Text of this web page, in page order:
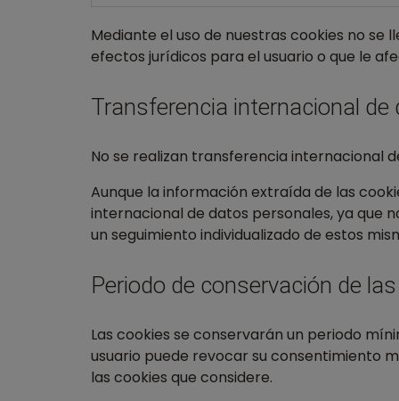
Mediante el uso de nuestras cookies no
efectos jurídicos para el usuario o que le
Transferencia internacional
No se realizan transferencia internacional
Aunque la información extraída de las
internacional de datos personales, ya que
un seguimiento individualizado de estos
Periodo de conservación de
Las cookies se conservarán un periodo
usuario puede revocar su consentimiento
las cookies que considere.